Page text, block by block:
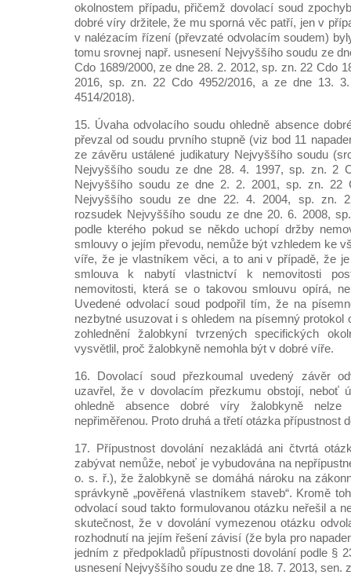
okolnostem případu, přičemž dovolací soud
dobré víry držitele, že mu sporná věc patří, jen v
v nalézacím řízení (převzaté odvolacím soudem)
tomu srovnej např. usnesení Nejvyššího soudu ze
Cdo 1689/2000, ze dne 28. 2. 2012, sp. zn. 22 Cdo
2016, sp. zn. 22 Cdo 4952/2016, a ze dne 13.
4514/2018).
15. Úvaha odvolacího soudu ohledně absence
převzal od soudu prvního stupně (viz bod 11
ze závěru ustálené judikatury Nejvyššího soudu
Nejvyššího soudu ze dne 28. 4. 1997, sp. zn. 2
Nejvyššího soudu ze dne 2. 2. 2001, sp. zn. 22
Nejvyššího soudu ze dne 22. 4. 2004, sp. zn.
rozsudek Nejvyššího soudu ze dne 20. 6. 2008,
podle kterého pokud se někdo uchopí držby
smlouvy o jejím převodu, nemůže být vzhledem ke
víře, že je vlastníkem věci, a to ani v případě, že
smlouva k nabytí vlastnictví k nemovitosti
nemovitosti, která se o takovou smlouvu opírá,
Uvedené odvolací soud podpořil tím, že na
nezbytné usuzovat i s ohledem na písemný protokol
zohlednění žalobkyní tvrzených specifických
vysvětlil, proč žalobkyně nemohla být v dobré víře.
16. Dovolací soud přezkoumal uvedený závěr
uzavřel, že v dovolacím přezkumu obstojí, neboť
ohledně absence dobré víry žalobkyně nelze
nepřiměřenou. Proto druhá a třetí otázka přípustnost
17. Přípustnost dovolání nezakládá ani čtvrtá
zabývat nemůže, neboť je vybudována na
o. s. ř.), že žalobkyně se domáhá nároku na
správkyně „pověřená vlastníkem staveb“. Kromě
odvolací soud takto formulovanou otázku neřešil a
skutečnost, že v dovolání vymezenou otázku
rozhodnutí na jejím řešení závisí (že byla pro
jedním z předpokladů přípustnosti dovolání podle §
usnesení Nejvyššího soudu ze dne 18. 7. 2013, sen.